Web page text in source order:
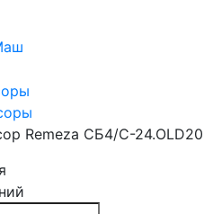
Remeza СБ4/C-24.OLD20